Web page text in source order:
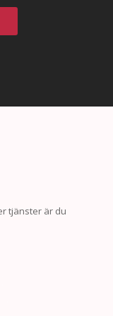
tjänster är du